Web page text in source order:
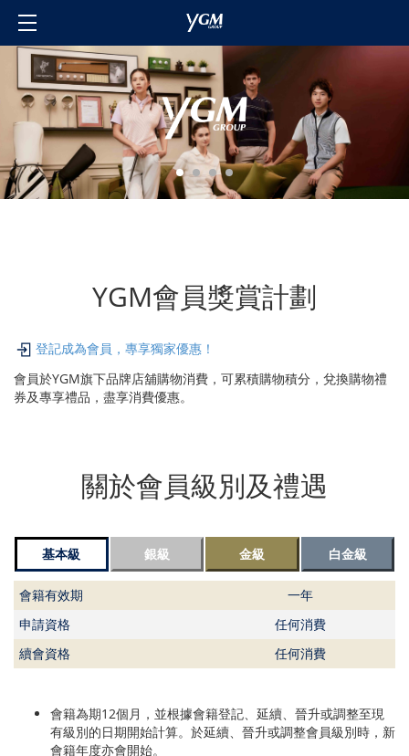
主頁
品牌
關於我們
投資者關係
聯絡我們
YGM會員獎賞計劃
登記成為會員，專享獨家優惠！
會員於YGM旗下品牌店舖購物消費，可累積購物積分，兌換購物禮
券及專享禮品，盡享消費優惠。
關於會員級別及禮遇
基本級 銀級 金級 白金級
會籍有效期
一年
申請資格
任何消費
續會資格
任何消費
會籍為期12個月，並根據會籍登記、延續、晉升或調整至現
有級別的日期開始計算。於延續、晉升或調整會員級別時，新
會籍年度亦會開始。